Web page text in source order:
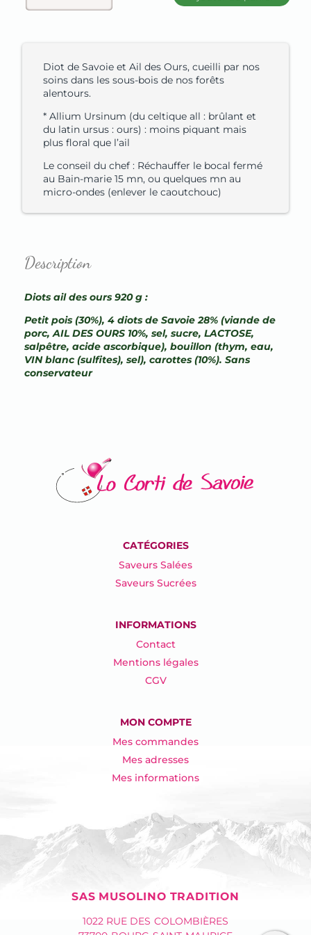
Diot de Savoie et Ail des Ours, cueilli par nos
soins dans les sous-bois de nos forêts
alentours.
* Allium Ursinum (du celtique all : brûlant et
du latin ursus : ours) : moins piquant mais
plus floral que l’ail
Le conseil du chef : Réchauffer le bocal fermé
au Bain-marie 15 mn, ou quelques mn au
micro-ondes (enlever le caoutchouc)
Description
Diots ail des ours 920 g :
Petit pois (30%), 4 diots de Savoie 28% (viande de
porc, AIL DES OURS 10%, sel, sucre, LACTOSE,
salpêtre, acide ascorbique), bouillon (thym, eau,
VIN blanc (sulfites), sel), carottes (10%). Sans
conservateur
CATÉGORIES
Saveurs Salées
Saveurs Sucrées
INFORMATIONS
Contact
Mentions légales
CGV
MON COMPTE
Mes commandes
Mes adresses
Mes informations
SAS MUSOLINO TRADITION
1022 RUE DES COLOMBIÈRES